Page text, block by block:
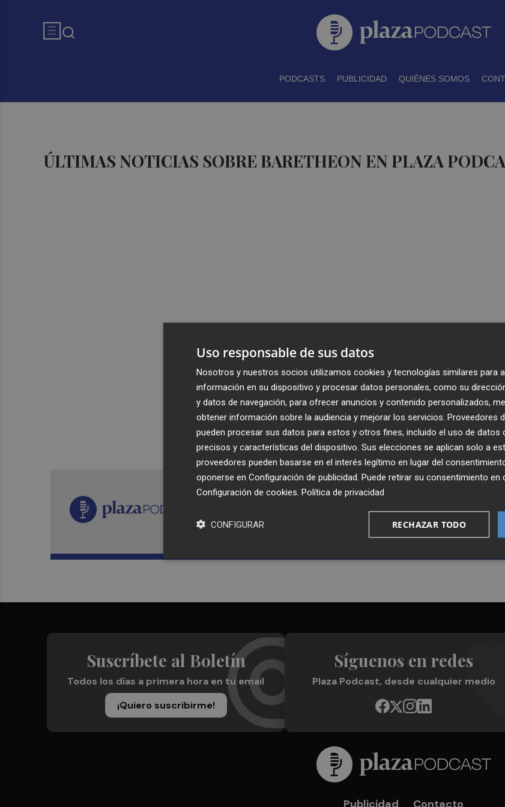
PODCASTS PUBLICIDAD QUIÉNES SOMOS
ÚLTIMAS NOTICIAS SOBRE BARETHEON EN PLAZA
Recibe toda la actualidad de
Plaza Podcast en tu correo
Suscríbete al Boletín
Todos los días a primera hora en tu email
¡Quiero suscribirme!
Síguenos en redes
Plaza Podcast, desde cualquier medio
Publicidad Contacto
Uso responsable de sus datos
Nosotros y nuestros socios utilizamos cookies y tecnologías similares para
información en su dispositivo y procesar datos personales, como su
y datos de navegación, para ofrecer anuncios y contenido personalizados,
obtener información sobre la audiencia y mejorar los servicios. Proveedores
pueden procesar sus datos para estos y otros fines, incluido el uso de datos
precisos y características del dispositivo. Sus elecciones se aplican solo a
proveedores pueden basarse en el interés legítimo en lugar del
oponerse en Configuración de publicidad . Puede retirar su consentimiento
Configuración de cookies Política de privacidad
RECHAZAR TODO
CONFIGURAR